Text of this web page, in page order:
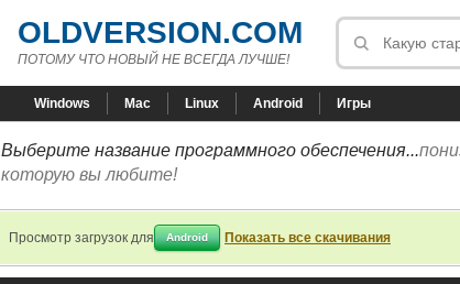
OLDVERSION.COM
ПОТОМУ ЧТО НОВЫЙ НЕ ВСЕГДА ЛУЧШЕ!
Windows Mac Linux Android Игры
Выберите название программного обеспечения...
которую вы любите!
Просмотр загрузок для Android Показать все скачивания